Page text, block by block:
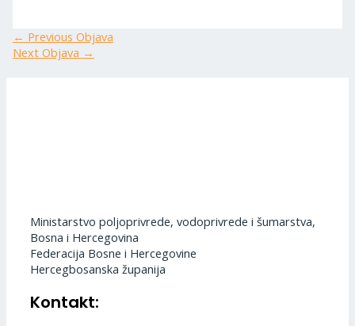
← Previous Objava
Next Objava →
Ministarstvo poljoprivrede, vodoprivrede i šumarstva,
Bosna i Hercegovina
Federacija Bosne i Hercegovine
Hercegbosanska županija
Kontakt: